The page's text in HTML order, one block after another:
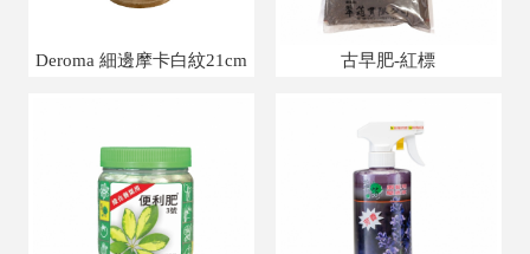
Deroma 細邊摩卡白紋21cm 古早肥-紅標